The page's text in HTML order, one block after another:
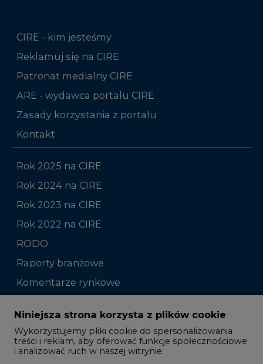
CIRE - kim jesteśmy
Reklamuj się na CIRE
Patronat medialny CIRE
ARE - wydawca portalu CIRE
Zasady korzystania z portalu
Kontakt
Rok 2025 na CIRE
Rok 2024 na CIRE
Rok 2023 na CIRE
Rok 2022 na CIRE
RODO
Raporty branżowe
Komentarze rynkowe
Zmiany kadrowe na rynku
Studio CIRE
Rozmowy o energetyce
Niniejsza strona korzysta z plików cookie
Wykorzystujemy pliki cookie do spersonalizowania
treści i reklam, aby oferować funkcje społecznościowe
i analizować ruch w naszej witrynie.